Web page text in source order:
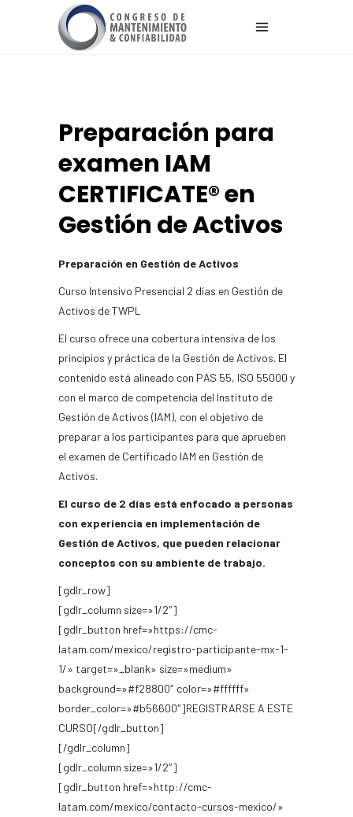
Preparación para
examen IAM
CERTIFICATE® en
Gestión de Activos
Preparación en Gestión de Activos
Curso Intensivo Presencial 2 días en Gestión de
Activos de TWPL
El curso ofrece una cobertura intensiva de los
principios y práctica de la Gestión de Activos. El
contenido está alineado con PAS 55, ISO 55000 y
con el marco de competencia del Instituto de
Gestión de Activos (IAM), con el objetivo de
preparar a los participantes para que aprueben
el examen de Certificado IAM en Gestión de
Activos.
El curso de 2 días está enfocado a personas
con experiencia en implementación de
Gestión de Activos, que pueden relacionar
conceptos con su ambiente de trabajo.
[gdlr_row]
[gdlr_column size=»1/2″]
[gdlr_button href=»https://cmc-
latam.com/mexico/registro-participante-mx-1-
1/» target=»_blank» size=»medium»
background=»#f28800″ color=»#ffffff»
border_color=»#b56600″]REGISTRARSE A ESTE
CURSO[/gdlr_button]
[/gdlr_column]
[gdlr_column size=»1/2″]
[gdlr_button href=»http://cmc-
latam.com/mexico/contacto-cursos-mexico/»